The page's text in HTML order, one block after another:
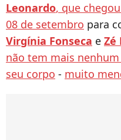
Leonardo, que
08 de setembro para
Virgínia Fonseca e Zé
não tem mais
seu corpo - muito